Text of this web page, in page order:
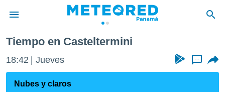
de
ha
Tiempo en Casteltermini
18:42 Jueves ...
Nubes y claros